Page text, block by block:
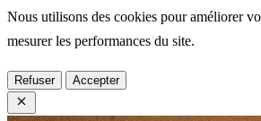
Nous utilisons des cookies pour améliorer
mesurer les performances du site.
Refuser Accepter